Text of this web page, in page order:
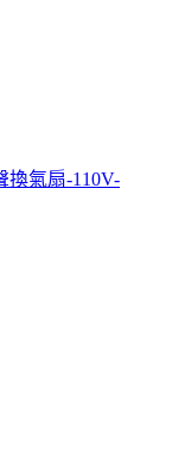
換氣扇-110V-